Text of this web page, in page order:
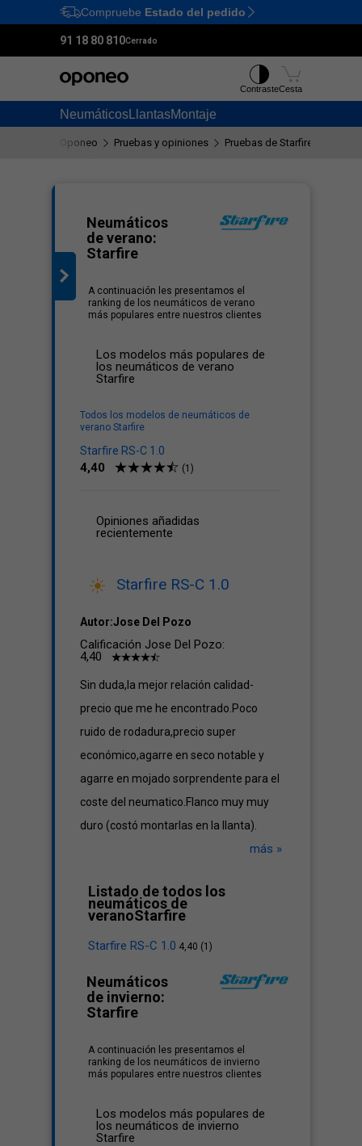
Ctrl M
Compruebe Estado del pedido
91 18 80 810Cerrado
Neumáticos LlantasMontaje
ContrasteCesta
Oponeo Pruebas y opiniones Pruebas de Starfire
Neumáticos
de verano:
Starfire
A continuación les presentamos el
ranking de los neumáticos de verano
más populares entre nuestros clientes
Los modelos más populares de
los neumáticos de verano
Starfire
Todos los modelos de neumáticos de
verano Starfire
Starfire RS-C 1.0
4,40 (1)
Opiniones añadidas
recientemente
Starfire RS-C 1.0
Autor:Jose Del Pozo
Calificación Jose Del Pozo:
4,40
Sin duda,la mejor relación calidad-
precio que me he encontrado.Poco
ruido de rodadura,precio super
económico,agarre en seco notable y
agarre en mojado sorprendente para el
coste del neumatico.Flanco muy muy
duro (costó montarlas en la llanta).
más »
Listado de todos los
neumáticos de
veranoStarfire
Starfire RS-C 1.0 4,40 (1)
Neumáticos
de invierno:
Starfire
A continuación les presentamos el
ranking de los neumáticos de invierno
más populares entre nuestros clientes
Los modelos más populares de
los neumáticos de invierno
Starfire